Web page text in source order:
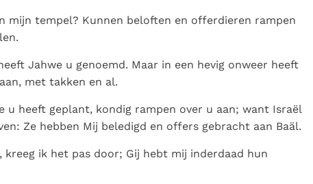
mijn tempel? Kunnen beloften en offerdieren rampen
Jahwe u genoemd. Maar in een hevig onweer heeft
met takken en al.
u heeft geplant, kondig rampen over u aan; want Israël
Ze hebben Mij beledigd en offers gebracht aan Baäl.
kreeg ik het pas door; Gij hebt mij inderdaad hun